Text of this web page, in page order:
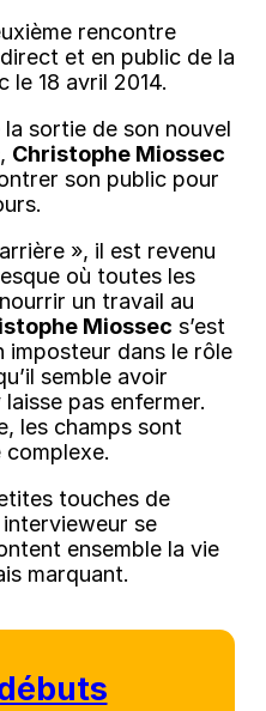
rencontre
et en public de la
le 18 avril 2014.
sortie de son nouvel
, Christophe Miossec
son public pour
», il est revenu
où toutes les
un travail au
Miossec s’est
imposteur dans le rôle
semble avoir
pas enfermer.
les champs sont
complexe.
touches de
se
ensemble la vie
marquant.